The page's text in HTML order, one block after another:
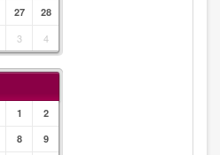
27
28
3 4
1
2
8
9